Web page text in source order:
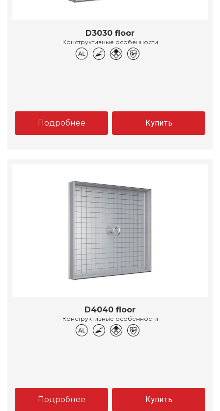
D3030 floor
Конструктивные особенности
Подробнее Купить
D4040 floor
Конструктивные особенности
Подробнее Купить